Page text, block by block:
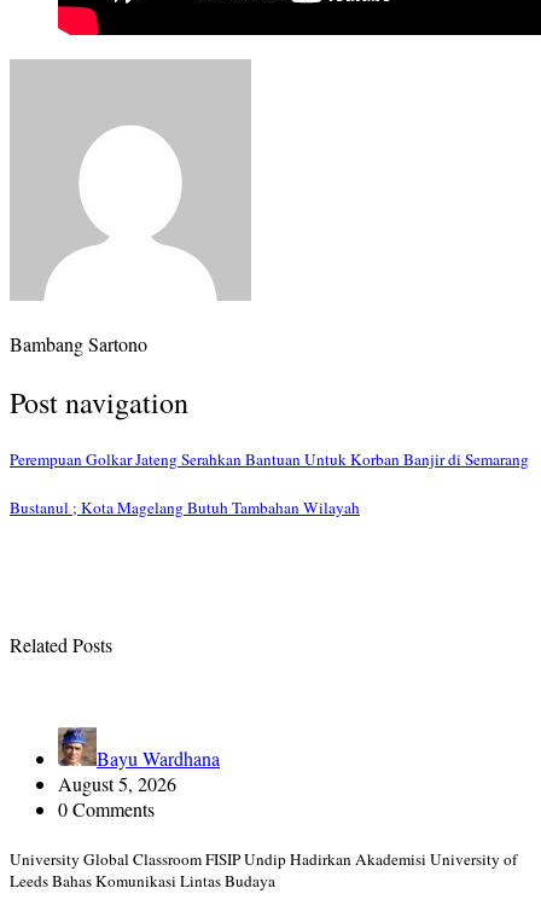
Bambang Sartono
Post navigation
Perempuan Golkar Jateng Serahkan Bantuan Untuk Korban Banjir di Semarang
Bustanul ; Kota Magelang Butuh Tambahan Wilayah
Related Posts
Bayu Wardhana
August 5, 2026
0 Comments
University Global Classroom FISIP Undip Hadirkan Akademisi University of
Leeds Bahas Komunikasi Lintas Budaya